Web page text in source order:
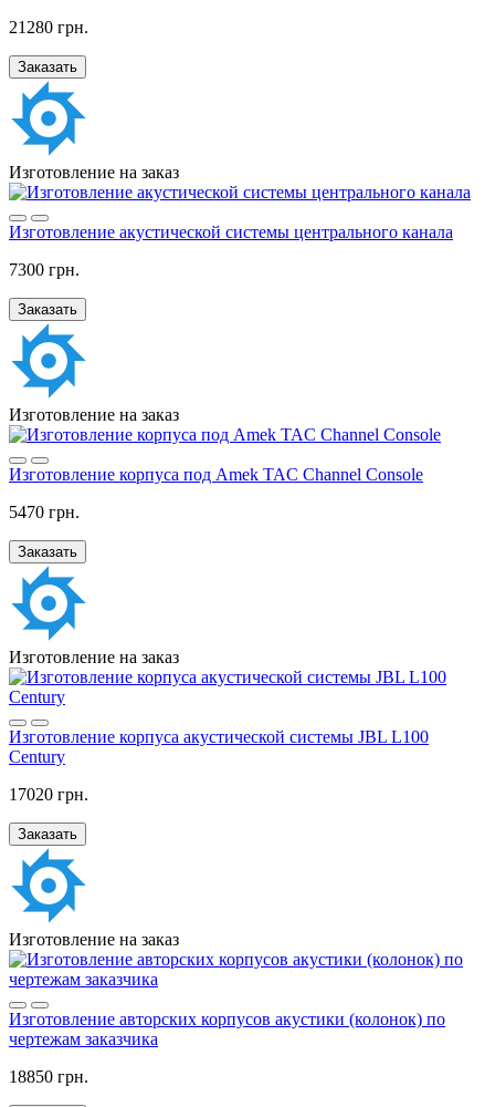
21280 грн.
Заказать
Изготовление на заказ
Изготовление акустической системы центрального канала
7300 грн.
Заказать
Изготовление на заказ
Изготовление корпуса под Amek TAC Channel Console
5470 грн.
Заказать
Изготовление на заказ
Изготовление корпуса акустической системы JBL L100
Century
17020 грн.
Заказать
Изготовление на заказ
Изготовление авторских корпусов акустики (колонок) по
чертежам заказчика
18850 грн.